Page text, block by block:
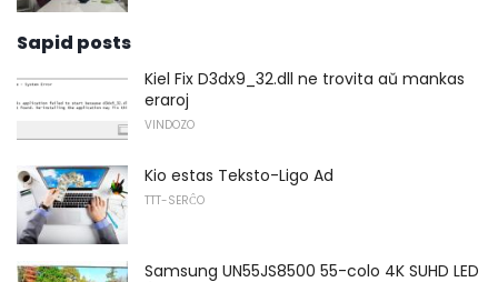
Sapid posts
Kiel Fix D3dx9_32.dll ne trovita aŭ mankas
eraroj
VINDOZO
Kio estas Teksto-Ligo Ad
TTT-SERĈO
Samsung UN55JS8500 55-colo 4K SUHD LED